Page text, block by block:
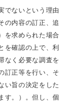
でないという理由
の内容の訂正、追
を求められた場合
を確認の上で、利
なく必要な調査を
訂正等を行い、そ
い旨の決定をした
す。）。但し、個